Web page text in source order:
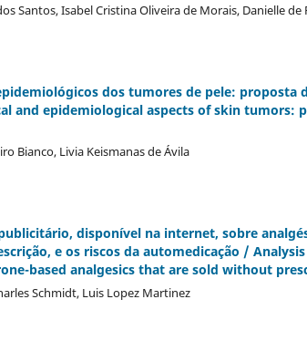
Santos, Isabel Cristina Oliveira de Morais, Danielle
dos tumores de pele: proposta
and epidemiological aspects of skin tumors:
Bianco, Livia Keismanas de Ávila
disponí­vel na internet, sobre
e os riscos da automedicação /
based analgesics that are sold without
Schmidt, Luis Lopez Martinez